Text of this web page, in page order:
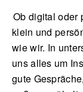
Ob digital oder
klein und
wie wir. In
uns alles um
gute